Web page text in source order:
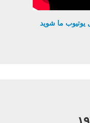
یوتیوب ما شوید